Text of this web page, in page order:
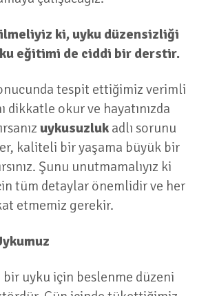
ki, uyku düzensizliği
eğitimi de ciddi bir derstir.
tespit ettiğimiz verimli
dikkatle okur ve hayatınızda
uykusuzluk adlı sorunu
kaliteli bir yaşama büyük bir
Şunu unutmamalıyız ki
tüm detaylar önemlidir ve her
etmemiz gerekir.
bir uyku için beslenme düzeni